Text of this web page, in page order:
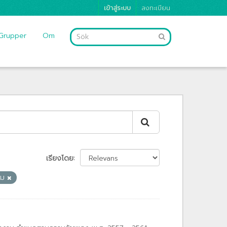
เข้าสู่ระบบ ลงทะเบียน
Om
เรียงโดย